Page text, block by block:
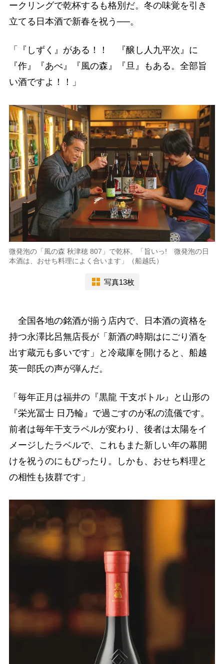
ークリングで乾杯するも格別だ。冬の味覚を引き
立てる日本酒で新春を祝う──。
「『しずく』がある！！ 『醸し人九平次』に
『作』『あべ』『風の森』『旦』もある。全部旨
い酒ですよ！！」
微発泡の「風の森 秋津穂 807」で乾杯。「旨いっ! 微発泡の日
本酒は、おせち料理によく合います」（船越氏）
写真13枚
全国各地の銘酒が揃う店内で、日本酒の資格を
持つ永澤比呂無店長が「新酒の時期はにごり酒を
出す蔵元も多いです」と冷蔵庫を開けると、船越
英一郎氏の声が弾んだ。
「毎年正月は福井の『黒龍 干支ボトル』と山形の
『栄光冨士 日乃輪』で過ごすのが私の流儀です。
前者は毎年干支ラベルが変わり、後者は太陽をイ
メージしたラベルで、これもまた新しい年の幕開
けを祝うのにもぴったり。しかも、おせち料理と
の相性も抜群です」